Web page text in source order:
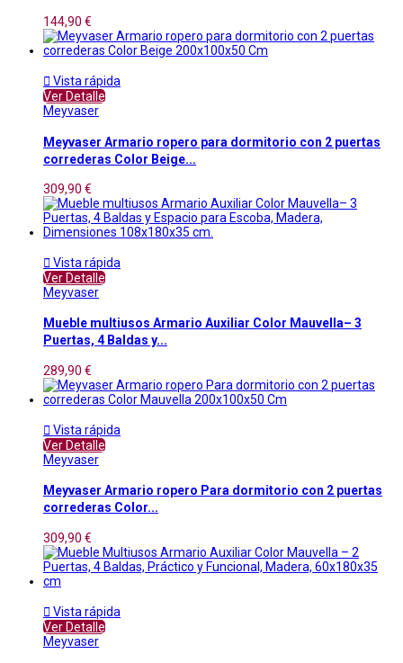
144,90 €
 Vista rápida
Ver Detalle
Meyvaser
Meyvaser Armario ropero para dormitorio con 2 puertas
correderas Color Beige...
309,90 €
 Vista rápida
Ver Detalle
Meyvaser
Mueble multiusos Armario Auxiliar Color Mauvella– 3
Puertas, 4 Baldas y...
289,90 €
 Vista rápida
Ver Detalle
Meyvaser
Meyvaser Armario ropero Para dormitorio con 2 puertas
correderas Color...
309,90 €
 Vista rápida
Ver Detalle
Meyvaser